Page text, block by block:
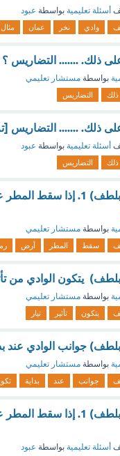
أسئلة تعليمية بواسطة عبود
وادي نخر عمان مثال
ذلك. ....... التضاريس
بواسطة مستشار تعليمي
ذلك التضاريس
ذلك. ....... التضاريس
أسئلة تعليمية بواسطة عبود
ذلك التضاريس
(الانطباع - الماء -
بواسطة مستشار تعليمي
سقط المطر أرض
بلطف) يتكون الوادي من
بواسطة مستشار تعليمي
يتكون تأثير تيار
- بلطف) جوانب الوادي
بواسطة مستشار تعليمي
جوانب عند بداية
(الانطباع - الماء -
أسئلة تعليمية بواسطة عبود